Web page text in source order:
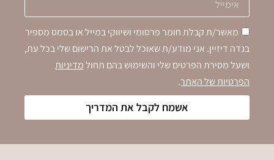
מאשר/ת קבלת חומר פרסומי ושיווקי במייל או בסמס מספיר
בנדה דיזיין. אני מודע/ת שאוכל לבטל את הרישום שלי בכל עת,
ושעל מסירת הפרטים שלי והשימוש בהם תחולמדיניות
הפרטיות של האתר.
אשמח לקבל את המדריך